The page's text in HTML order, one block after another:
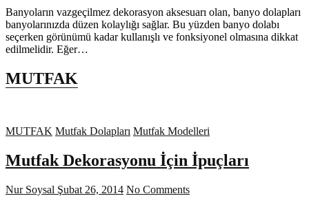
Banyoların vazgeçilmez dekorasyon aksesuarı olan, banyo dolapları
banyolarınızda düzen kolaylığı sağlar. Bu yüzden banyo dolabı
seçerken görünümü kadar kullanışlı ve fonksiyonel olmasına dikkat
edilmelidir. Eğer…
MUTFAK
MUTFAK Mutfak Dolapları Mutfak Modelleri
Mutfak Dekorasyonu İçin İpuçları
Nur Soysal Şubat 26, 2014 No Comments